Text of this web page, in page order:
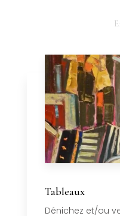
Tableaux
Dénichez et/ou